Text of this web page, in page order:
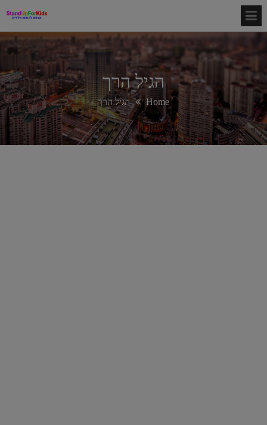
הגיל הרך
Home הגיל הרך